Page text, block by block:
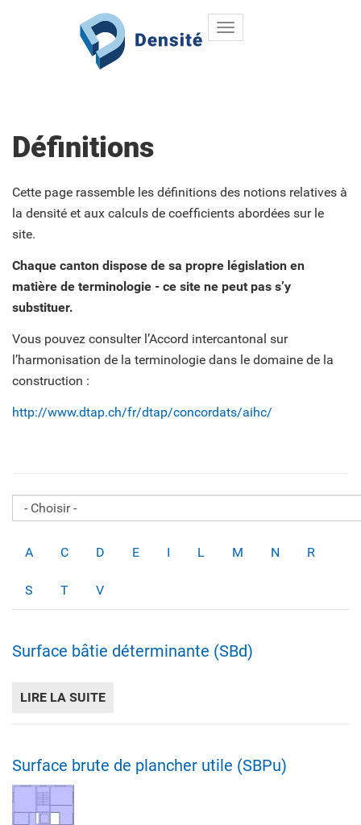
Aller au contenu principal
Toggle
Définitions
Cette page rassemble les définitions des notions relatives à
la densité et aux calculs de coefficients abordées sur le
site.
Chaque canton dispose de sa propre législation en
matière de terminologie - ce site ne peut pas s’y
substituer.
Vous pouvez consulter l’Accord intercantonal sur
l’harmonisation de la terminologie dans le domaine de la
construction :
http://www.dtap.ch/fr/dtap/concordats/aihc/
A C D E I L M N R
S T V
Surface bâtie déterminante (SBd)
LIRE LA SUITE
Surface brute de plancher utile (SBPu)